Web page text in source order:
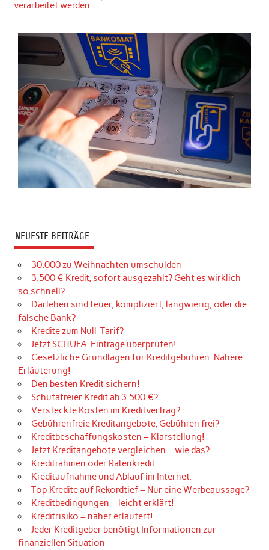
verarbeitet werden.
NEUESTE BEITRÄGE
30.000 zu Weihnachten umschulden
3.500 € Kredit, sofort ausgezahlt? Geht es wirklich
so schnell?
Darlehen sind teuer, kompliziert, langwierig, oder die
falsche Bank?
Kredite zum Null-Tarif?
Jetzt SCHUFA-Einträge überprüfen!
Gesetzliche Grundlagen für Kreditgebühren: Nähere
Erläuterung!
Den besten Kredit sichern!
Schufafreier Kredit ab 3.500 €?
Versteckte Kosten im Kreditvertrag?
Gebührenfreie Kreditangebote, Gebühren frei?
Kreditbeschaffungskosten – Klarstellung!
Jetzt Kreditangebote vergleichen – wie das?
Kreditrahmen oder Ratenkredit
Kreditaufnahme und Ablauf im Internet.
Top Kredite auf Rekordtief – Nur eine Werbeaussage?
Kreditbedingungen – leicht erklärt!
Kreditrisiko – näher erläutert!
Jeder Kreditgeber benötigt Informationen zur
finanziellen Situation